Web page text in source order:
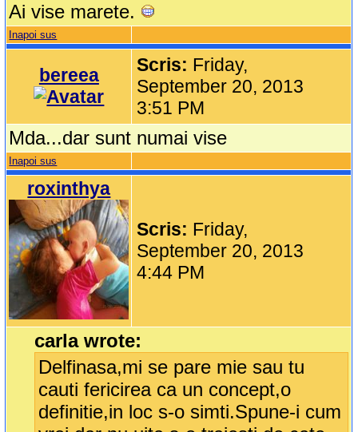
Ai vise marete.
Inapoi sus
bereea Scris: Friday,
September 20, 2013
3:51 PM
Mda...dar sunt numai vise
Inapoi sus
roxinthya
Scris: Friday,
September 20, 2013
4:44 PM
carla wrote:
Delfinasa,mi se pare mie sau tu
cauti fericirea ca un concept,o
definitie,in loc s-o simti.Spune-i cum